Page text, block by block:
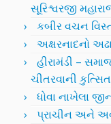
સૂરિશ્વરજી
કબીર વચન
અક્ષરનાદનો
હીરામંડી –
ચીતરવાની કુત્સિત
ધોવા નાખેલા
પ્રાચીન અને